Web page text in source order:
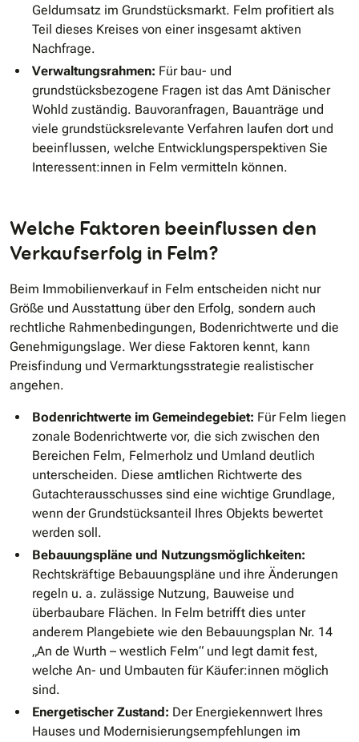
Geldumsatz im Grundstücksmarkt. Felm profitiert als
Teil dieses Kreises von einer insgesamt aktiven
Nachfrage.
Verwaltungsrahmen: Für bau- und
grundstücksbezogene Fragen ist das Amt Dänischer
Wohld zuständig. Bauvoranfragen, Bauanträge und
viele grundstücksrelevante Verfahren laufen dort und
beeinflussen, welche Entwicklungsperspektiven Sie
Interessent:innen in Felm vermitteln können.
Welche Faktoren beeinflussen den
Verkaufserfolg in Felm?
Beim Immobilienverkauf in Felm entscheiden nicht nur
Größe und Ausstattung über den Erfolg, sondern auch
rechtliche Rahmenbedingungen, Bodenrichtwerte und die
Genehmigungslage. Wer diese Faktoren kennt, kann
Preisfindung und Vermarktungsstrategie realistischer
angehen.
Bodenrichtwerte im Gemeindegebiet: Für Felm liegen
zonale Bodenrichtwerte vor, die sich zwischen den
Bereichen Felm, Felmerholz und Umland deutlich
unterscheiden. Diese amtlichen Richtwerte des
Gutachterausschusses sind eine wichtige Grundlage,
wenn der Grundstücksanteil Ihres Objekts bewertet
werden soll.
Bebauungspläne und Nutzungsmöglichkeiten:
Rechtskräftige Bebauungspläne und ihre Änderungen
regeln u. a. zulässige Nutzung, Bauweise und
überbaubare Flächen. In Felm betrifft dies unter
anderem Plangebiete wie den Bebauungsplan Nr. 14
„An de Wurth – westlich Felm“ und legt damit fest,
welche An- und Umbauten für Käufer:innen möglich
sind.
Energetischer Zustand: Der Energiekennwert Ihres
Hauses und Modernisierungsempfehlungen im